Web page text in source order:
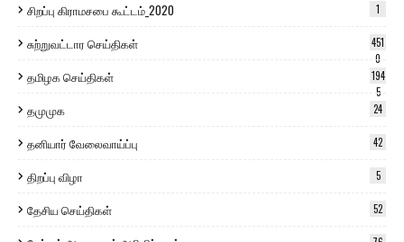
சிறப்பு கிராமசபை கூட்டம்_2020 1
சுற்றுவட்டார செய்திகள்
451
0
தமிழக செய்திகள்
194
5
தமுமுக 24
தனியார் வேலைவாய்ப்பு 42
திறப்பு விழா 5
தேசிய செய்திகள் 52